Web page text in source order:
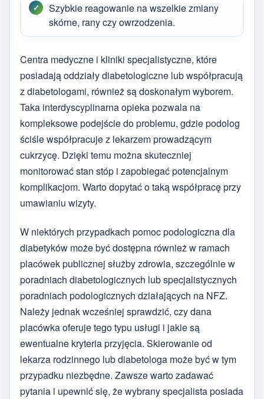
Szybkie reagowanie na wszelkie zmiany
skórne, rany czy owrzodzenia.
Centra medyczne i kliniki specjalistyczne, które
posiadają oddziały diabetologiczne lub współpracują
z diabetologami, również są doskonałym wyborem.
Taka interdyscyplinarna opieka pozwala na
kompleksowe podejście do problemu, gdzie podolog
ściśle współpracuje z lekarzem prowadzącym
cukrzycę. Dzięki temu można skuteczniej
monitorować stan stóp i zapobiegać potencjalnym
komplikacjom. Warto dopytać o taką współpracę przy
umawianiu wizyty.
W niektórych przypadkach pomoc podologiczna dla
diabetyków może być dostępna również w ramach
placówek publicznej służby zdrowia, szczególnie w
poradniach diabetologicznych lub specjalistycznych
poradniach podologicznych działających na NFZ.
Należy jednak wcześniej sprawdzić, czy dana
placówka oferuje tego typu usługi i jakie są
ewentualne kryteria przyjęcia. Skierowanie od
lekarza rodzinnego lub diabetologa może być w tym
przypadku niezbędne. Zawsze warto zadawać
pytania i upewnić się, że wybrany specjalista posiada